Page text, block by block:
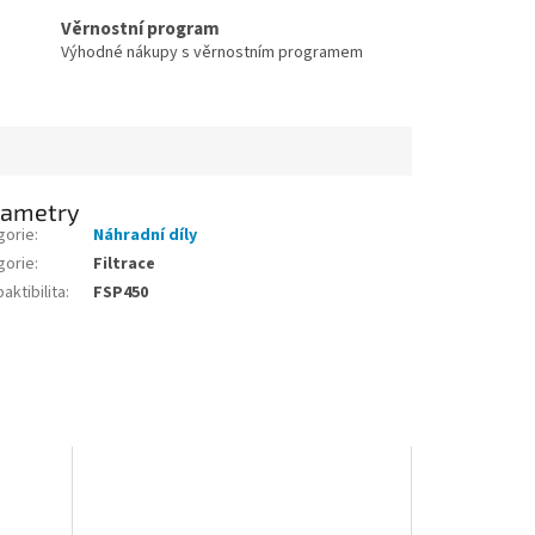
Věrnostní program
Výhodné nákupy s věrnostním programem
:
Náhradní díly
:
Filtrace
: FSP450